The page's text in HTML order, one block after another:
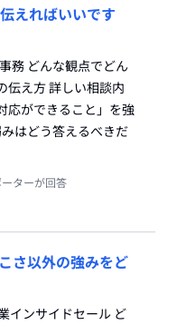
えればいいです
務 どんな観点でどん
伝え方 詳しい相談内
応ができること」を強
はどう答えるべきだ
ターが回答
さ以外の強みをど
インサイドセール ど